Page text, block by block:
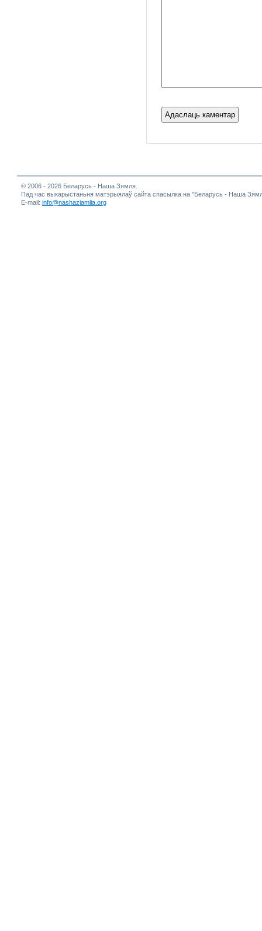
© 2006 - 2026 Беларусь - Наша Зямля.
Пад час выкарыстаньня матэрыялаў сайта спасылка на "Беларусь - Наша
E-mail: info@nashaziamlia.org